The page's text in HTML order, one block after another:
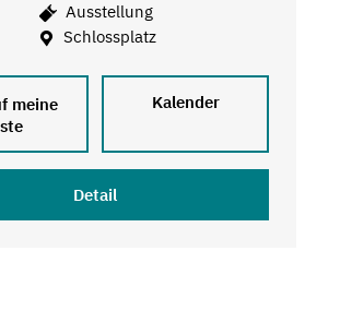
Ausstellung
Schlossplatz
meine
Kalender
Detail